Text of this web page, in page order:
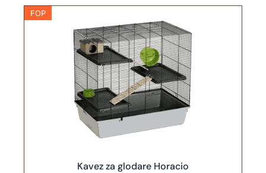
FOP
Kavez za glodare Horacio